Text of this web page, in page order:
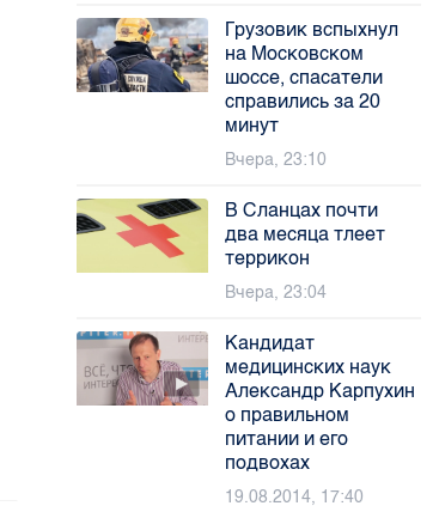
Грузовик вспыхнул
на Московском
шоссе, спасатели
справились за 20
минут
Вчера, 23:10
В Сланцах почти
два месяца тлеет
террикон
Вчера, 23:04
Кандидат
медицинских наук
Александр Карпухин
о правильном
питании и его
подвохах
19.08.2014, 17:40